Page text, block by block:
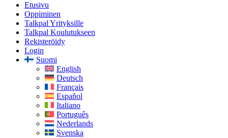
Etusivu
Oppiminen
Talkpal Yrityksille
Talkpal Koulutukseen
Rekisteröidy
Login
Suomi
English
Deutsch
Français
Español
Italiano
Português
Nederlands
Svenska